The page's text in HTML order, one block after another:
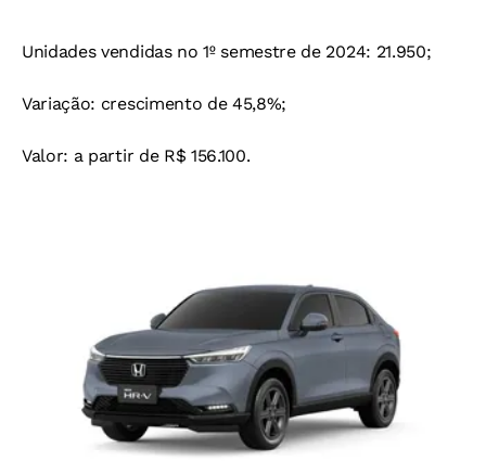
Unidades vendidas no 1º semestre de 2024: 21.950;
Variação: crescimento de 45,8%;
Valor: a partir de R$ 156.100.